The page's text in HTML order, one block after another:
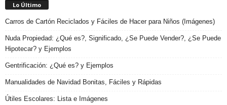
Lo Último
Carros de Cartón Reciclados y Fáciles de Hacer para Niños (Imágenes)
Nuda Propiedad: ¿Qué es?, Significado, ¿Se Puede Vender?, ¿Se Puede
Hipotecar? y Ejemplos
Gentrificación: ¿Qué es? y Ejemplos
Manualidades de Navidad Bonitas, Fáciles y Rápidas
Útiles Escolares: Lista e Imágenes